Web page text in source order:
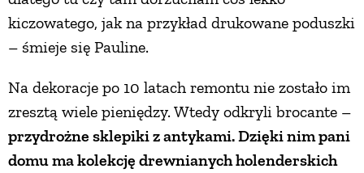
kiczowatego, jak na przykład drukowane poduszki
– śmieje się Pauline.
Na dekoracje po 10 latach remontu nie zostało im
zresztą wiele pieniędzy. Wtedy odkryli brocante –
przydrożne sklepiki z antykami. Dzięki nim pani
domu ma kolekcję drewnianych holenderskich